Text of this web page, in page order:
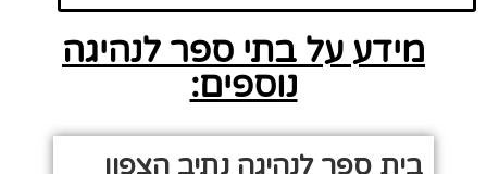
מידע על בתי ספר לנהיגה
נוספים:
בית ספר לנהיגה נתיב הצפון